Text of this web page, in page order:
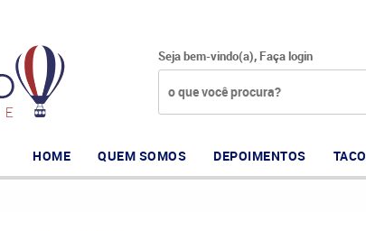
Seja bem-vindo(a), Faça login
HOME QUEM SOMOS DEPOIMENTOS TACO